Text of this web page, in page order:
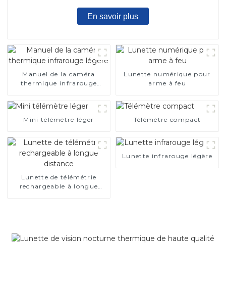
En savoir plus
Manuel de la caméra
thermique infrarouge
Lunette numérique pour
arme à feu
Mini télémètre léger Télémètre compact
Lunette de télémétrie
rechargeable à longue
Lunette infrarouge légère